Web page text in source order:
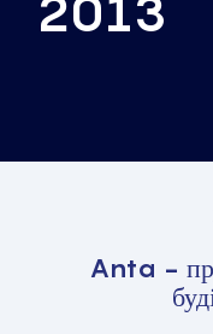
2013
Anta -